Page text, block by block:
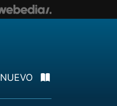
NUEVO